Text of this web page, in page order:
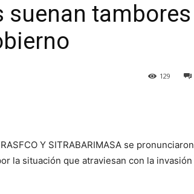
suenan tambores
129
Y SITRABARIMASA se pronunciaron
la situación que atraviesan con la invasión